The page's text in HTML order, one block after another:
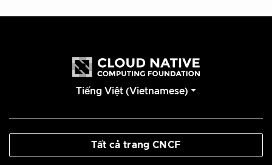
Tiếng Việt (Vietnamese)
Tất cả trang CNCF